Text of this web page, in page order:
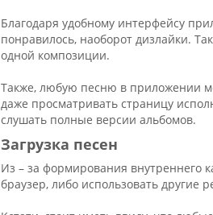
Благодаря удобному интерфейсу
понравилось, наоборот дизлайки.
одной композиции.
Также, любую песню в приложении
даже просматривать страницу
слушать полные версии альбомов.
Загрузка песен
Из – за формирования внутреннего
браузер, либо использовать другие